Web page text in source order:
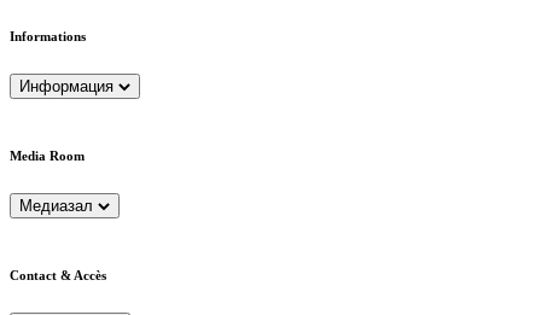
Informations
Информация
Media Room
Медиазал
Contact & Accès